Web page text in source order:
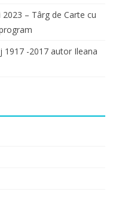
– Târg de Carte cu
1917 -2017 autor Ileana